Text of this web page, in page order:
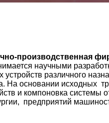
производственная
научными
различного
На основании исходных
и компоновка системы
предприятий